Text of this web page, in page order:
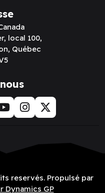
local 100,
Québec
reservés. Propulsé par
Dynamics GP